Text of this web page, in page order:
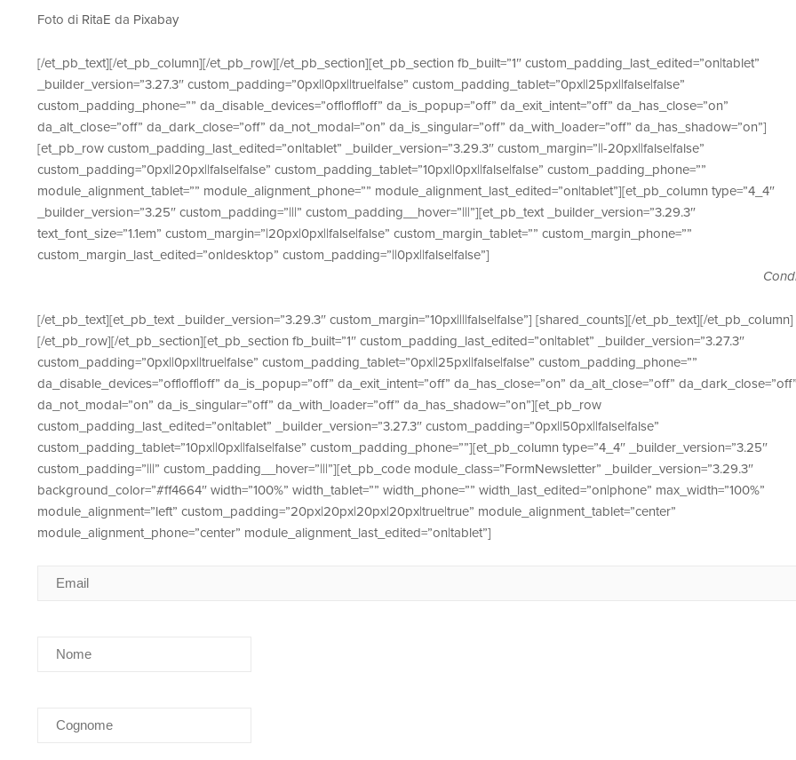
Foto di RitaE da Pixabay
[/et_pb_text][/et_pb_column][/et_pb_row][/et_pb_section][et_pb_section fb_built=”1″ custom_padding_last_edited=”on|tablet”
_builder_version=”3.27.3″ custom_padding=”0px||0px||true|false” custom_padding_tablet=”0px||25px||false|false”
custom_padding_phone=”” da_disable_devices=”off|off|off” da_is_popup=”off” da_exit_intent=”off” da_has_close=”on”
da_alt_close=”off” da_dark_close=”off” da_not_modal=”on” da_is_singular=”off” da_with_loader=”off” da_has_shadow=”on”]
[et_pb_row custom_padding_last_edited=”on|tablet” _builder_version=”3.29.3″ custom_margin=”||-20px||false|false”
custom_padding=”0px||20px||false|false” custom_padding_tablet=”10px||0px||false|false” custom_padding_phone=””
module_alignment_tablet=”” module_alignment_phone=”” module_alignment_last_edited=”on|tablet”][et_pb_column type=”4_4″
_builder_version=”3.25″ custom_padding=”|||” custom_padding__hover=”|||”][et_pb_text _builder_version=”3.29.3″
text_font_size=”1.1em” custom_margin=”|20px|0px||false|false” custom_margin_tablet=”” custom_margin_phone=””
custom_margin_last_edited=”on|desktop” custom_padding=”||0px||false|false”]
[/et_pb_text][et_pb_text _builder_version=”3.29.3″ custom_margin=”10px||||false|false”] [shared_counts][/et_pb_text][/et_pb_column]
[/et_pb_row][/et_pb_section][et_pb_section fb_built=”1″ custom_padding_last_edited=”on|tablet” _builder_version=”3.27.3″
custom_padding=”0px||0px||true|false” custom_padding_tablet=”0px||25px||false|false” custom_padding_phone=””
da_disable_devices=”off|off|off” da_is_popup=”off” da_exit_intent=”off” da_has_close=”on” da_alt_close=”off”
da_not_modal=”on” da_is_singular=”off” da_with_loader=”off” da_has_shadow=”on”][et_pb_row
custom_padding_last_edited=”on|tablet” _builder_version=”3.27.3″ custom_padding=”0px||50px||false|false”
custom_padding_tablet=”10px||0px||false|false” custom_padding_phone=””][et_pb_column type=”4_4″ _builder_version=”3.25″
custom_padding=”|||” custom_padding__hover=”|||”][et_pb_code module_class=”FormNewsletter” _builder_version=”3.29.3″
background_color=”#ff4664″ width=”100%” width_tablet=”” width_phone=”” width_last_edited=”on|phone” max_width=”100%”
module_alignment=”left” custom_padding=”20px|20px|20px|20px|true|true” module_alignment_tablet=”center”
module_alignment_phone=”center” module_alignment_last_edited=”on|tablet”]